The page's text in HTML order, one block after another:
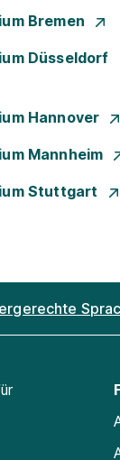
Bremen
Düsseldorf
Hannover
Mannheim
Stuttgart